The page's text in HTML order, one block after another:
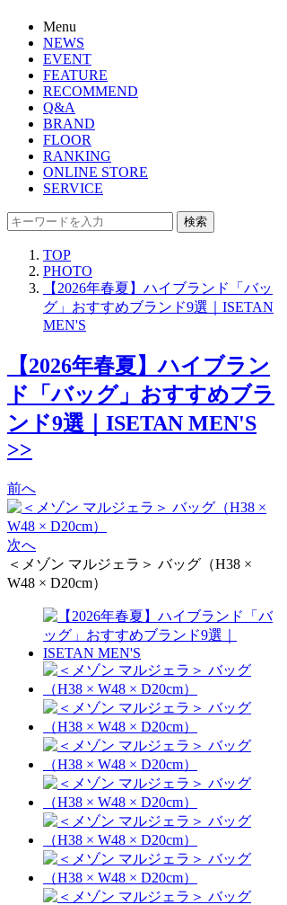
Menu
NEWS
EVENT
FEATURE
RECOMMEND
Q&A
BRAND
FLOOR
RANKING
ONLINE STORE
SERVICE
検索
TOP
PHOTO
【2026年春夏】ハイブランド「バッ
グ」おすすめブランド9選｜ISETAN
MEN'S
【2026年春夏】ハイブラン
ド「バッグ」おすすめブラ
ンド9選｜ISETAN MEN'S
>>
前へ
次へ
＜メゾン マルジェラ＞ バッグ（H38 ×
W48 × D20cm）